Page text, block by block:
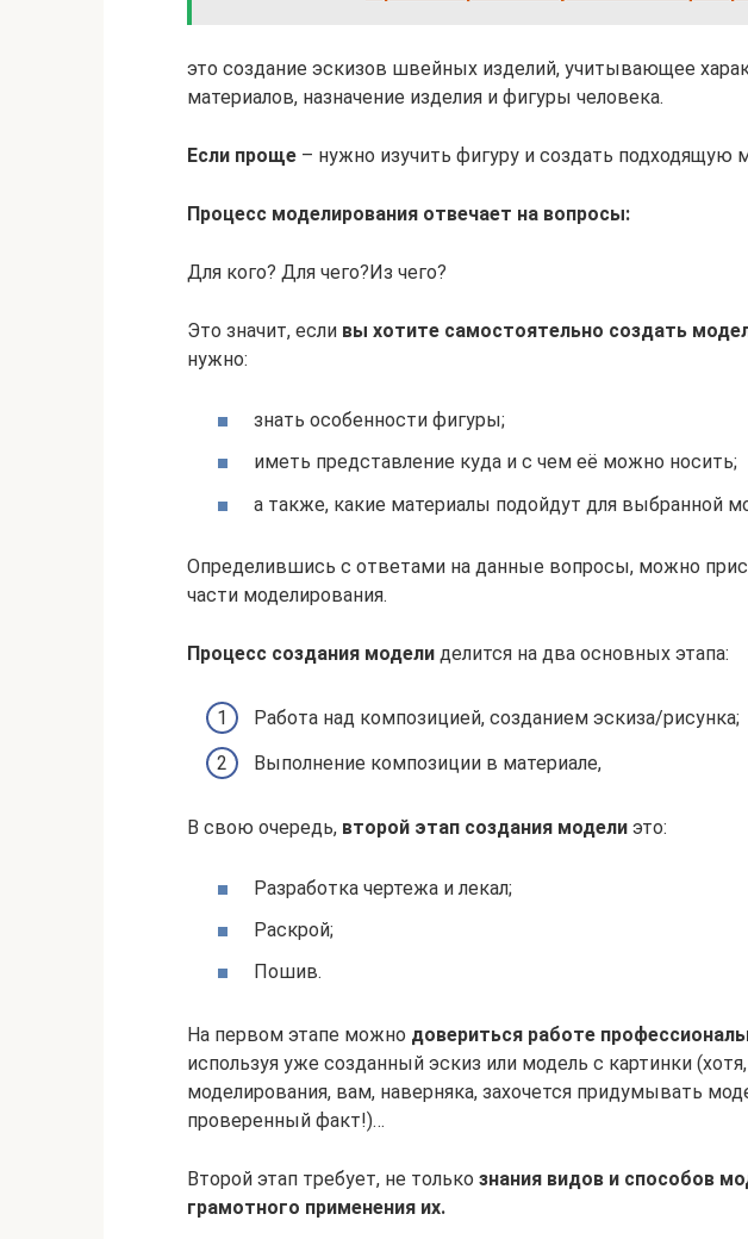
это создание эскизов швейных изделий, учитывающее
материалов, назначение изделия и фигуры человека.
Если проще – нужно изучить фигуру и создать подходящую
Процесс моделирования отвечает на вопросы:
Для кого? Для чего?Из чего?
Это значит, если вы хотите самостоятельно создать
нужно:
знать особенности фигуры;
иметь представление куда и с чем её можно носить;
а также, какие материалы подойдут для выбранной
Определившись с ответами на данные вопросы, можно
части моделирования.
Процесс создания модели делится на два основных этапа:
Работа над композицией, созданием эскиза/рисунка;
Выполнение композиции в материале,
В свою очередь, второй этап создания модели это:
Разработка чертежа и лекал;
Раскрой;
Пошив.
На первом этапе можно довериться работе
используя уже созданный эскиз или модель с картинки
моделирования, вам, наверняка, захочется придумывать
проверенный факт!)…
Второй этап требует, не только знания видов и способов
грамотного применения их.